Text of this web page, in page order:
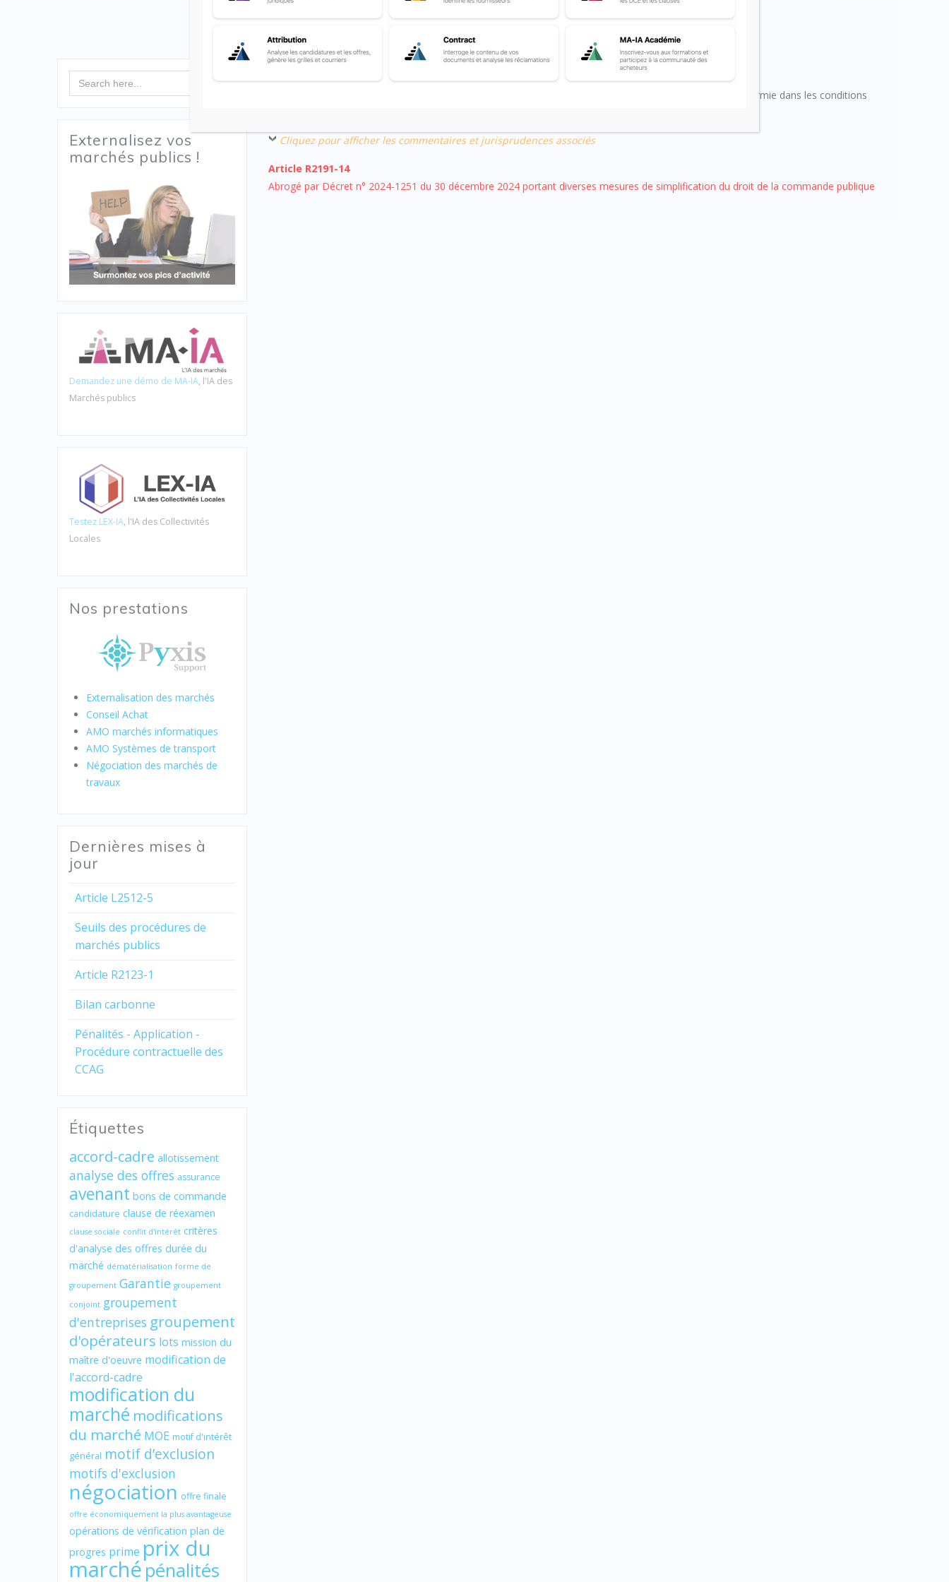
Search
for:
Externalisez vos
marchés publics !
Demandez une démo de MA-IA, l'IA des
Marchés publics
Testez LEX-IA, l'IA des Collectivités
Locales
Nos prestations
Externalisation des marchés
Conseil Achat
AMO marchés informatiques
AMO Systèmes de transport
Négociation des marchés de
travaux
Dernières mises à
jour
Article L2512-5
Seuils des procédures de
marchés publics
Article R2123-1
Bilan carbonne
Pénalités - Application -
Procédure contractuelle des
CCAG
Étiquettes
accord-cadre allotissement
analyse des offres assurance
avenant bons de commande
candidature clause de réexamen
clause sociale conflit d'intérêt critères
d'analyse des offres durée du
marché dématérialisation forme de
groupement Garantie groupement
conjoint groupement
d'entreprises groupement
d'opérateurs lots mission du
maître d'oeuvre modification de
l'accord-cadre
modification du
marché modifications
du marché MOE motif d'intérêt
général motif d’exclusion
motifs d'exclusion
négociation offre finale
offre économiquement la plus avantageuse
opérations de vérification plan de
progres prime prix du
marché pénalités
Article R2191-13
Dans le cas d’un marché à tranche optionnelle, une avance est versée au titulaire pour chaque tranche affermie dans les conditions
Cliquez pour afficher les commentaires et jurisprudences associés
Article R2191-14
Abrogé par Décret n° 2024-1251 du 30 décembre 2024 portant diverses mesures de simplification du droit de la commande publique